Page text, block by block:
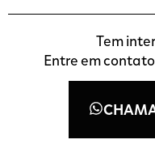
Tem
Entre em